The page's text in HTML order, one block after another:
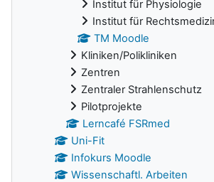
Institut für Physiologie
Institut für
TM Moodle
Kliniken/Polikliniken
Zentren
Zentraler Strahlenschutz
Pilotprojekte
Lerncafé FSRmed
Uni-Fit
Infokurs Moodle
Wissenschaftl. Arbeiten